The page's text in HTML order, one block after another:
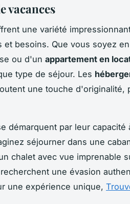
vacances
une variété
et besoins. Que vous soyez
ou d'un appartement en
type de séjour. Les
une touche d'originalité,
démarquent par leur capacité
séjourner dans une
chalet avec vue imprenable
une évasion
une expérience unique,